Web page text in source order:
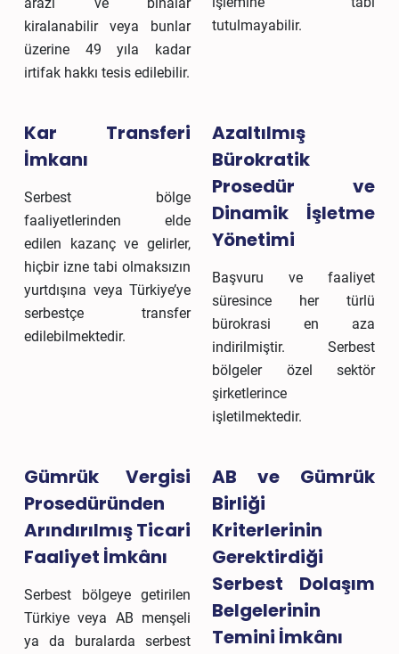
kiralanabilir veya bunlar
üzerine 49 yıla kadar
irtifak hakkı tesis edilebilir.
tutulmayabilir.
Kar Transferi
İmkanı
Serbest bölge
faaliyetlerinden elde
edilen kazanç ve gelirler,
hiçbir izne tabi olmaksızın
yurtdışına veya Türkiye’ye
serbestçe transfer
edilebilmektedir.
Azaltılmış
Bürokratik
Prosedür ve
Dinamik İşletme
Yönetimi
Başvuru ve faaliyet
süresince her türlü
bürokrasi en aza
indirilmiştir. Serbest
bölgeler özel sektör
şirketlerince
işletilmektedir.
Gümrük Vergisi
Prosedüründen
Arındırılmış Ticari
Faaliyet İmkânı
Serbest bölgeye getirilen
Türkiye veya AB menşeli
ya da buralarda serbest
AB ve Gümrük
Birliği
Kriterlerinin
Gerektirdiği
Serbest Dolaşım
Belgelerinin
Temini İmkânı